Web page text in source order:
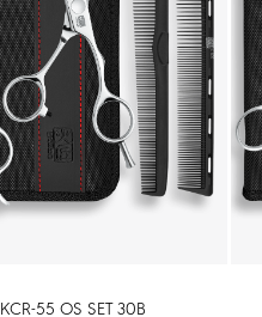
KCR-55 OS SET 30B